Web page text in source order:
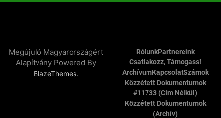
Megújuló Magyarországért
Alapítvány Powered By
BlazeThemes.
RólunkPartnereink
Csatlakozz, Támogass!
ArchívumKapcsolatSzámok
Közzétett Dokumentumok
#11733 (cím Nélkül)
Közzétett Dokumentumok
(archív)